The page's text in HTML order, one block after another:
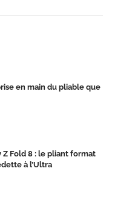
en main du pliable que
Z Fold 8 : le pliant format
à l’Ultra